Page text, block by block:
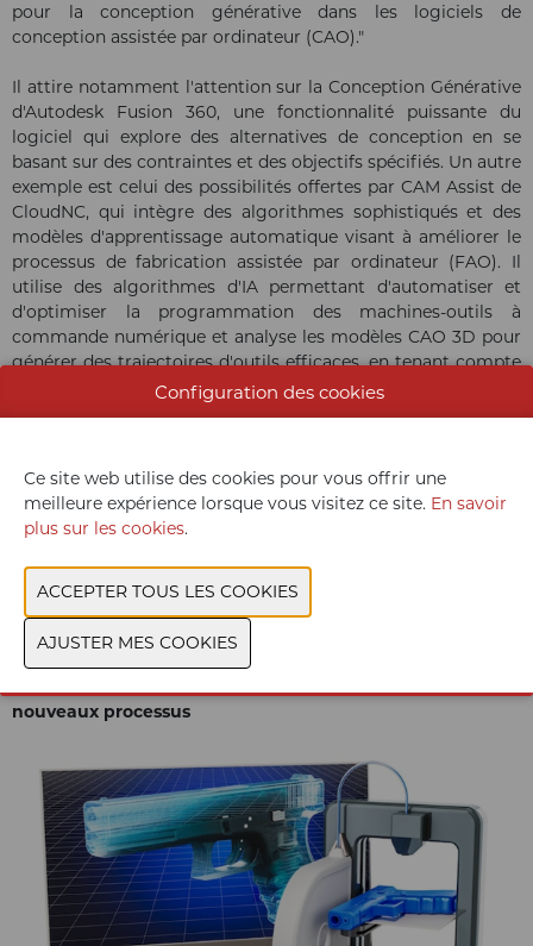
pour la conception générative dans les logiciels de
conception assistée par ordinateur (CAO)."
Il attire notamment l'attention sur la Conception Générative
d'Autodesk Fusion 360, une fonctionnalité puissante du
logiciel qui explore des alternatives de conception en se
basant sur des contraintes et des objectifs spécifiés. Un autre
exemple est celui des possibilités offertes par CAM Assist de
CloudNC, qui intègre des algorithmes sophistiqués et des
modèles d'apprentissage automatique visant à améliorer le
processus de fabrication assistée par ordinateur (FAO). Il
utilise des algorithmes d'IA permettant d'automatiser et
d'optimiser la programmation des machines-outils à
commande numérique et analyse les modèles CAO 3D pour
générer des trajectoires d'outils efficaces, en tenant compte
de facteurs tels que les forces de coupe, les propriétés des
considérablement les délais et les coûts de développement
des produits", explique Das. "Elles raccourcissent les
itérations de conception et facilitent le processus de
fabrication. Elles présentent des solutions auxquelles les
ingénieurs n'auraient pas pensé, même en adoptant une
approche fondée sur les principes premiers, parce que les
possibilités seraient littéralement infinies."
nouveaux processus
Configuration des cookies
Ce site web utilise des cookies pour vous offrir une
meilleure expérience lorsque vous visitez ce site. En savoir
plus sur les cookies.